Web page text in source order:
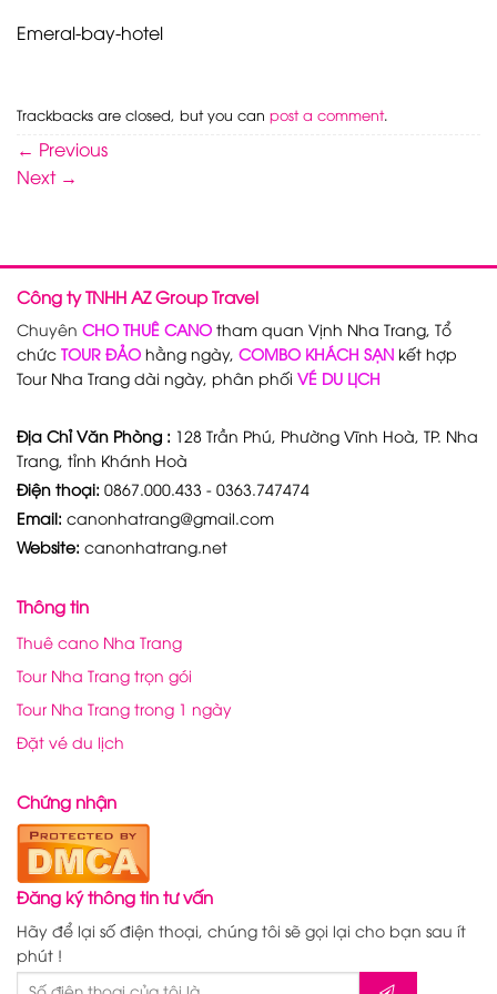
Emeral-bay-hotel
Trackbacks are closed, but you can post a comment.
← Previous
Next →
Công ty TNHH AZ Group Travel
Chuyên CHO THUÊ CANO tham quan Vịnh Nha Trang, Tổ
chức TOUR ĐẢO hằng ngày, COMBO KHÁCH SẠN kết hợp
Tour Nha Trang dài ngày, phân phối VÉ DU LỊCH
Địa Chỉ Văn Phòng : 128 Trần Phú, Phường Vĩnh Hoà, TP. Nha
Trang, tỉnh Khánh Hoà
Điện thoại: 0867.000.433 - 0363.747474
Email: canonhatrang@gmail.com
Website: canonhatrang.net
Thông tin
Thuê cano Nha Trang
Tour Nha Trang trọn gói
Tour Nha Trang trong 1 ngày
Đặt vé du lịch
Chứng nhận
Đăng ký thông tin tư vấn
Hãy để lại số điện thoại, chúng tôi sẽ gọi lại cho bạn sau ít
phút !